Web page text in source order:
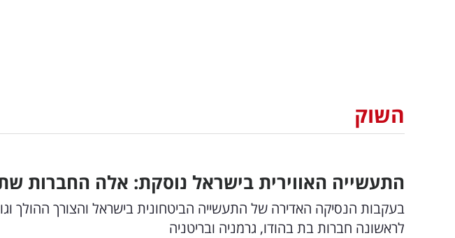
השוק
התעשייה האווירית בישראל נוסקת: אלה החברות
בעקבות הנסיקה האדירה של התעשייה הביטחונית בישראל והצורך ההולך
לראשונה חברות בת בהודו, גרמניה ובריטניה